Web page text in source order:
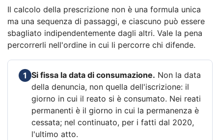
Il calcolo della prescrizione non è una formula unica
ma una sequenza di passaggi, e ciascuno può essere
sbagliato indipendentemente dagli altri. Vale la pena
percorrerli nell'ordine in cui li percorre chi difende.
1 Si fissa la data di consumazione. Non la data
della denuncia, non quella dell'iscrizione: il
giorno in cui il reato si è consumato. Nei reati
permanenti è il giorno in cui la permanenza è
cessata; nel continuato, per i fatti dal 2020,
l'ultimo atto.